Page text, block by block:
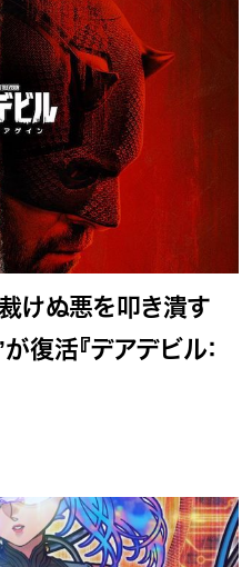
裁けぬ悪を叩き潰す
復活『デアデビル：